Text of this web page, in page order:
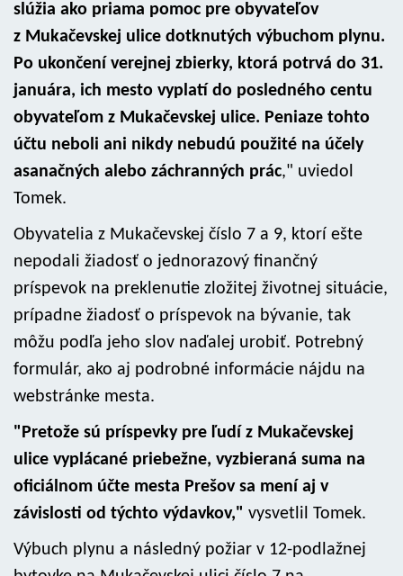
slúžia ako priama pomoc pre obyvateľov
z Mukačevskej ulice dotknutých výbuchom plynu.
Po ukončení verejnej zbierky, ktorá potrvá do 31.
januára, ich mesto vyplatí do posledného centu
obyvateľom z Mukačevskej ulice. Peniaze tohto
účtu neboli ani nikdy nebudú použité na účely
asanačných alebo záchranných prác," uviedol
Tomek.
Obyvatelia z Mukačevskej číslo 7 a 9, ktorí ešte
nepodali žiadosť o jednorazový finančný
príspevok na preklenutie zložitej životnej situácie,
prípadne žiadosť o príspevok na bývanie, tak
môžu podľa jeho slov naďalej urobiť. Potrebný
formulár, ako aj podrobné informácie nájdu na
webstránke mesta.
"Pretože sú príspevky pre ľudí z Mukačevskej
ulice vyplácané priebežne, vyzbieraná suma na
oficiálnom účte mesta Prešov sa mení aj v
závislosti od týchto výdavkov," vysvetlil Tomek.
Výbuch plynu a následný požiar v 12-podlažnej